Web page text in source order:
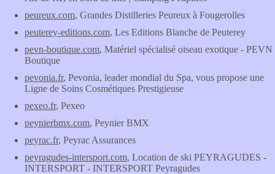
peureux.com, Grandes Distilleries Peureux à Fougerolles
peuterey-editions.com, Les Editions Blanche de Peuterey
pevn-boutique.com, Matériel spécialisé oiseau exotique - PEVN
Boutique
pevonia.fr, Pevonia, leader mondial du Spa, vous propose une
Ligne de Soins Cosmétiques Prestigieuse
pexeo.fr, Pexeo
peynierbmx.com, Peynier BMX
peyrac.fr, Peyrac Assurances
peyragudes-intersport.com, Location de ski PEYRAGUDES -
INTERSPORT - INTERSPORT Peyragudes